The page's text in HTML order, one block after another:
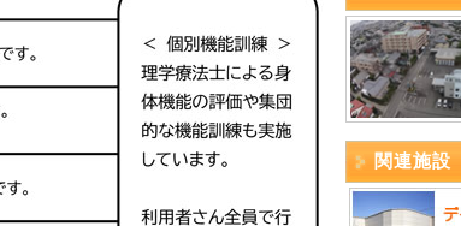
関連施設